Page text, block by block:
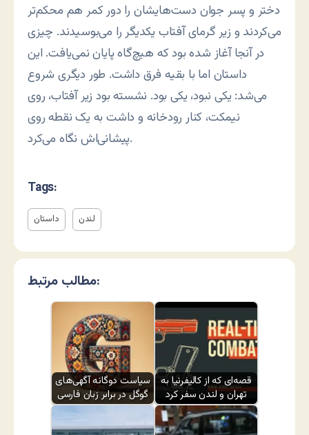
دختر و پسر جوان دست‌هایشان را دور کمر هم محکم‌تر
می‌کردند و زیر گرمای آفتاب یکدیگر را می‌بوسیدند. چیزی
در آنجا آغاز شده بود که هیچ‌گاه پایان نمی‌یافت. این
داستان اما با بقیه فرق داشت. طور دیگری شروع
می‌شد: یکی نبود، یکی بود. نشسته بود زیر آفتاب، روی
نیمکت، کنار رودخانه و داشت به یک نقطه روی
پیشانی‌اش نگاه می‌کرد.
Tags:
داستان لندن
مطالب مرتبط:
سیاست دوگانه آگهی‌های
گوگل در برابر زبان فارسی
قصه‌ای که از کالیفرنیا به
تهران و لندن سفر کرد